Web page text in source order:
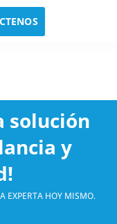
solución
y
EXPERTA HOY MISMO.